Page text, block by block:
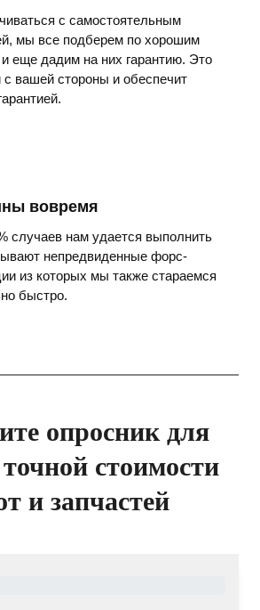
с самостоятельным
мы все подберем по хорошим
еще дадим на них гарантию. Это
вашей стороны и обеспечит
вовремя
случаев нам удается выполнить
непредвиденные форс-
из которых мы также стараемся
быстро.
опросник для
стоимости
и запчастей